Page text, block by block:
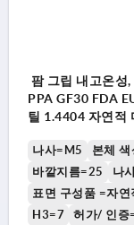
팜 그립 내고온성
PPA GF30 FDA
틸 1.4404 자연적
나사=M5 본체
바깥지름=25
나
표면 구성품 =자연
H3=7
허가/ 인증